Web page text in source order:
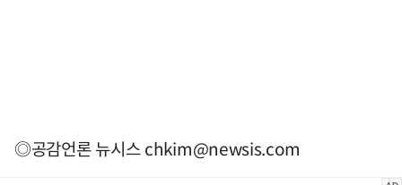
◎공감언론 뉴시스chkim@newsis.com